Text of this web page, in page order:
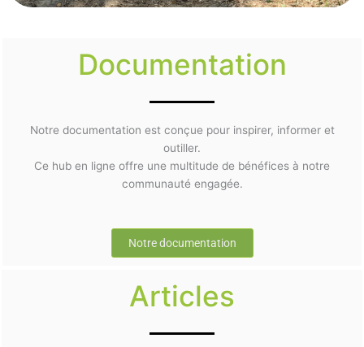
Documentation
Notre documentation est conçue pour inspirer, informer et
outiller.
Ce hub en ligne offre une multitude de bénéfices à notre
communauté engagée.
Notre documentation
Articles